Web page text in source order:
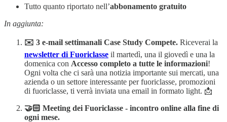
Tutto quanto riportato nell’abbonamento gratuito
In aggiunta:
✉️ 3 e-mail settimanali Case Study Compete. Riceverai la
newsletter di Fuoriclasse il martedì, una il giovedì e una la
domenica con Accesso completo a tutte le informazioni!
Ogni volta che ci sarà una notizia importante sui mercati, una
azienda o un settore interessante per fuoriclasse, promozioni
di fuoriclasse, ti verrà inviata una email in formato light. 📩
🤝🏻 Meeting dei Fuoriclasse - incontro online alla fine di
ogni mese.